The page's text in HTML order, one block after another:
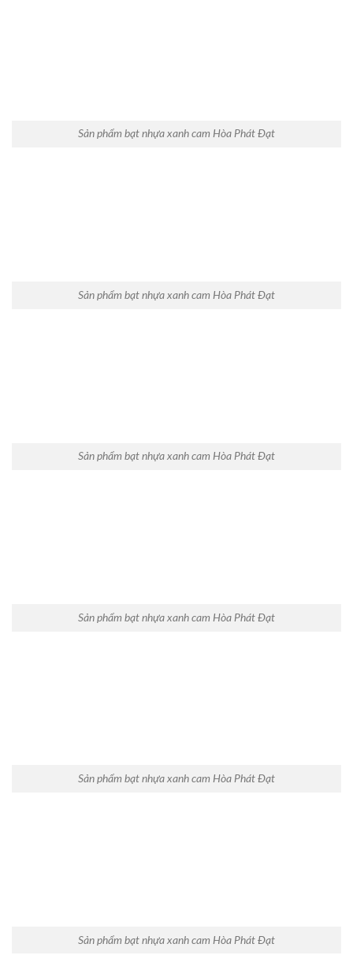
Sản phẩm bạt nhựa xanh cam Hòa Phát Đạt
Sản phẩm bạt nhựa xanh cam Hòa Phát Đạt
Sản phẩm bạt nhựa xanh cam Hòa Phát Đạt
Sản phẩm bạt nhựa xanh cam Hòa Phát Đạt
Sản phẩm bạt nhựa xanh cam Hòa Phát Đạt
Sản phẩm bạt nhựa xanh cam Hòa Phát Đạt